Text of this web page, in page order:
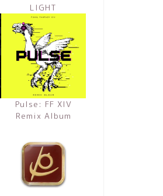
LIGHT
Pulse: FF XIV
Remix Album